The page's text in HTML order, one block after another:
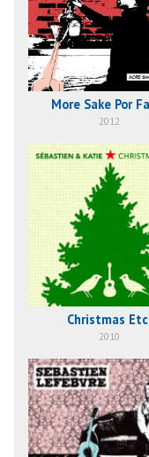
More Sake Por
2012
Christmas
2010